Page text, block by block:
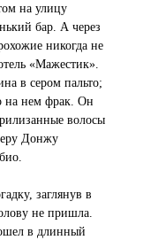
на улицу
бар. А через
никогда не
«Мажестик».
в сером пальто;
на нем фрак. Он
волосы
Донжу
заглянув в
не пришла.
в длинный